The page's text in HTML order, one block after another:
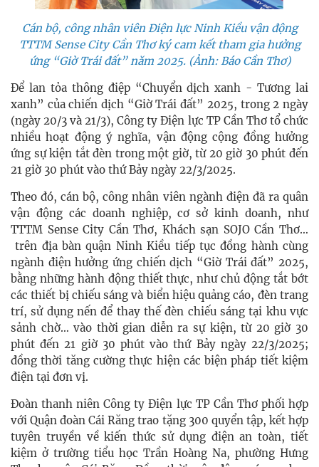
Cán bộ, công nhân viên Điện lực Ninh Kiều vận động
TTTM Sense City Cần Thơ ký cam kết tham gia hưởng
ứng “Giờ Trái đất” năm 2025. (Ảnh: Báo Cần Thơ)
Để lan tỏa thông điệp “Chuyển dịch xanh - Tương lai
xanh” của chiến dịch “Giờ Trái đất” 2025, trong 2 ngày
(ngày 20/3 và 21/3), Công ty Điện lực TP Cần Thơ tổ chức
nhiều hoạt động ý nghĩa, vận động cộng đồng hưởng
ứng sự kiện tắt đèn trong một giờ, từ 20 giờ 30 phút đến
21 giờ 30 phút vào thứ Bảy ngày 22/3/2025.
Theo đó, cán bộ, công nhân viên ngành điện đã ra quân
vận động các doanh nghiệp, cơ sở kinh doanh, như
TTTM Sense City Cần Thơ, Khách sạn SOJO Cần Thơ…
trên địa bàn quận Ninh Kiều tiếp tục đồng hành cùng
ngành điện hưởng ứng chiến dịch “Giờ Trái đất” 2025,
bằng những hành động thiết thực, như chủ động tắt bớt
các thiết bị chiếu sáng và biển hiệu quảng cáo, đèn trang
trí, sử dụng nến để thay thế đèn chiếu sáng tại khu vực
sảnh chờ… vào thời gian diễn ra sự kiện, từ 20 giờ 30
phút đến 21 giờ 30 phút vào thứ Bảy ngày 22/3/2025;
đồng thời tăng cường thực hiện các biện pháp tiết kiệm
điện tại đơn vị.
Đoàn thanh niên Công ty Điện lực TP Cần Thơ phối hợp
với Quận đoàn Cái Răng trao tặng 300 quyển tập, kết hợp
tuyên truyền về kiến thức sử dụng điện an toàn, tiết
kiệm ở trường tiểu học Trần Hoàng Na, phường Hưng